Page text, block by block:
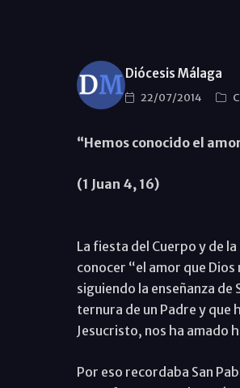
Diócesis Málaga
22/07/2014
“Hemos conocido el
(1 Juan 4, 16)
La fiesta del Cuerpo y de
conocer “el amor que
siguiendo la enseñanza de
ternura de un Padre y que
Jesucristo, nos ha amado
Por eso recordaba San